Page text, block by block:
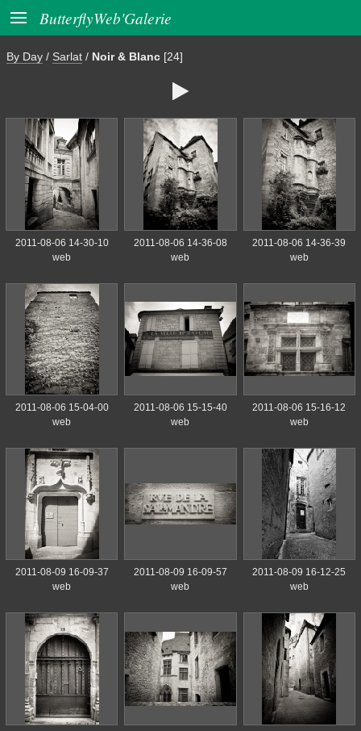
 ButterflyWeb'Galerie
By Day / Sarlat / Noir & Blanc [24]

2011-08-06 14-30-10
web
2011-08-06 14-36-08
web
2011-08-06 14-36-39
web
2011-08-06 15-04-00
web
2011-08-06 15-15-40
web
2011-08-06 15-16-12
web
2011-08-09 16-09-37
web
2011-08-09 16-09-57
web
2011-08-09 16-12-25
web